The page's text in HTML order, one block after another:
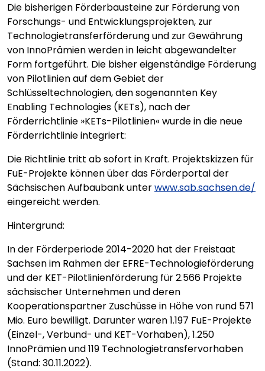
Die bisherigen Förderbausteine zur Förderung von
Forschungs- und Entwicklungsprojekten, zur
Technologietransferförderung und zur Gewährung
von InnoPrämien werden in leicht abgewandelter
Form fortgeführt. Die bisher eigenständige Förderung
von Pilotlinien auf dem Gebiet der
Schlüsseltechnologien, den sogenannten Key
Enabling Technologies (KETs), nach der
Förderrichtlinie »KETs-Pilotlinien« wurde in die neue
Förderrichtlinie integriert:
Die Richtlinie tritt ab sofort in Kraft. Projektskizzen für
FuE-Projekte können über das Förderportal der
Sächsischen Aufbaubank unterwww.sab.sachsen.de/
eingereicht werden.
Hintergrund:
In der Förderperiode 2014-2020 hat der Freistaat
Sachsen im Rahmen der EFRE-Technologieförderung
und der KET-Pilotlinienförderung für 2.566 Projekte
sächsischer Unternehmen und deren
Kooperationspartner Zuschüsse in Höhe von rund 571
Mio. Euro bewilligt. Darunter waren 1.197 FuE-Projekte
(Einzel-, Verbund- und KET-Vorhaben), 1.250
InnoPrämien und 119 Technologietransfervorhaben
(Stand: 30.11.2022).